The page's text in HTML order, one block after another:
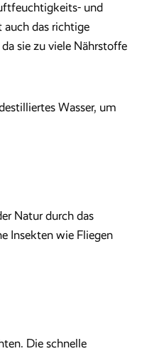
und
auch das richtige
sie zu viele Nährstoffe
Wasser, um
Natur durch das
Insekten wie Fliegen
Die schnelle